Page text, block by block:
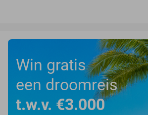
Win gratis
een droomreis
t.w.v. €3.000